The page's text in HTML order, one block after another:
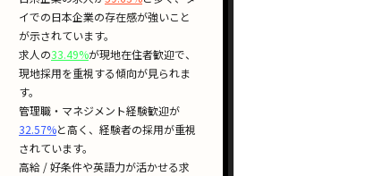
イでの日本企業の存在感が強いこと
が示されています。
求人の33.49%が現地在住者歓迎で、
現地採用を重視する傾向が見られま
す。
管理職・マネジメント経験歓迎が
32.57%と高く、 経験者の採用が重視
されています。
高給 / 好条件や英語力が活かせる求